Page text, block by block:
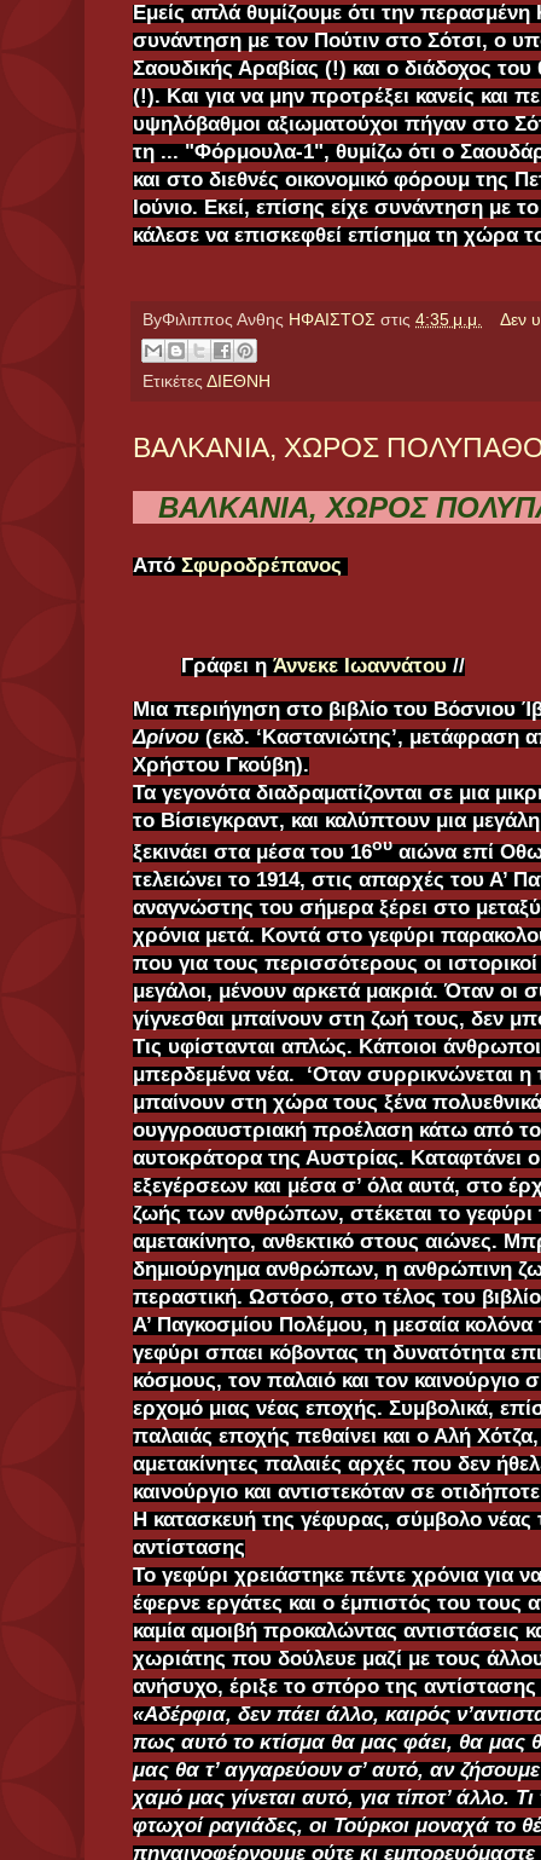
Εμείς απλά θυμίζουμε ότι την περασμένη
συνάντηση με τον Πούτιν στο Σότσι, ο
Σαουδικής Αραβίας (!) και ο διάδοχος
(!). Και για να μην προτρέξει κανείς και
υψηλόβαθμοι αξιωματούχοι πήγαν στο
τη ... "Φόρμουλα-1", θυμίζω ότι ο
και στο διεθνές οικονομικό φόρουμ της
Ιούνιο. Εκεί, επίσης είχε συνάντηση με
κάλεσε να επισκεφθεί επίσημα τη χώρα
ByΦιλιππος Ανθης ΗΦΑΙΣΤΟΣ στις 4:35 μ.μ. Δεν
Ετικέτες ΔΙΕΘΝΗ
ΒΑΛΚΑΝΙΑ, ΧΩΡΟΣ
ΒΑΛΚΑΝΙΑ, ΧΩΡΟΣ
Από Σφυροδρέπανος
Γράφει ηΆννεκε Ιωαννάτου//
Μια περιήγηση στο βιβλίο του Βόσνιου
Δρίνου(εκδ. ‘Καστανιώτης’, μετάφραση
Χρήστου Γκούβη).
Τα γεγονότα διαδραματίζονται σε μια
το Βίσιεγκραντ, και καλύπτουν μια
ξεκινάει στα μέσα του 16ου αιώνα επί
τελειώνει το 1914, στις απαρχές του Α’
αναγνώστης του σήμερα ξέρει στο
χρόνια μετά. Κοντά στο γεφύρι
που για τους περισσότερους οι ιστορικοί
μεγάλοι, μένουν αρκετά μακριά. Όταν οι
γίγνεσθαι μπαίνουν στη ζωή τους, δεν
Τις υφίστανται απλώς. Κάποιοι
μπερδεμένα νέα. ‘Οταν συρρικνώνεται η
μπαίνουν στη χώρα τους ξένα
ουγγροαυστριακή προέλαση κάτω από
αυτοκράτορα της Αυστρίας. Καταφτάνει
εξεγέρσεων και μέσα σ’ όλα αυτά, στο
ζωής των ανθρώπων, στέκεται το γεφύρι
αμετακίνητο, ανθεκτικό στους αιώνες.
δημιούργημα ανθρώπων, η ανθρώπινη
περαστική. Ωστόσο, στο τέλος του
Α’ Παγκοσμίου Πολέμου, η μεσαία κολόνα
γεφύρι σπαει κόβοντας τη δυνατότητα
κόσμους, τον παλαιό και τον καινούργιο
ερχομό μιας νέας εποχής. Συμβολικά,
παλαιάς εποχής πεθαίνει και ο Αλή
αμετακίνητες παλαιές αρχές που δεν
καινούργιο και αντιστεκόταν σε
Η κατασκευή της γέφυρας, σύμβολο νέας
αντίστασης
Το γεφύρι χρειάστηκε πέντε χρόνια για
έφερνε εργάτες και ο έμπιστός του τους
καμία αμοιβή προκαλώντας αντιστάσεις
χωριάτης που δούλευε μαζί με τους
ανήσυχο, έριξε το σπόρο της
«Αδέρφια, δεν πάει άλλο, καιρός
πως αυτό το κτίσμα θα μας φάει, θα μας
μας θα τ’ αγγαρεύουν σ’ αυτό, αν
χαμό μας γίνεται αυτό, για τίποτ’ άλλο.
φτωχοί ραγιάδες, οι Τούρκοι μοναχά το
πηγαινοφέρνουμε ούτε κι εμπορευόμαστε